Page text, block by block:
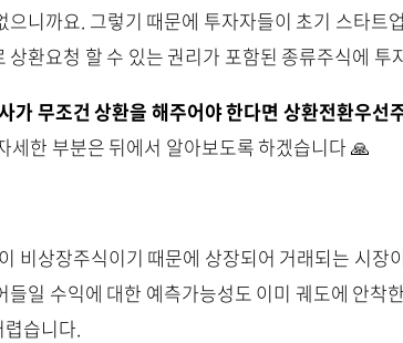
니까요. 그렇기 때문에 투자자들이 초기 스타트
환요청 할 수 있는 권리가 포함된 종류주식에 투
가 무조건 상환을 해주어야 한다면 상환전환우선
세한 부분은 뒤에서 알아보도록 하겠습니다 🙏
비상장주식이기 때문에 상장되어 거래되는 시장
일 수익에 대한 예측가능성도 이미 궤도에 안착
습니다.